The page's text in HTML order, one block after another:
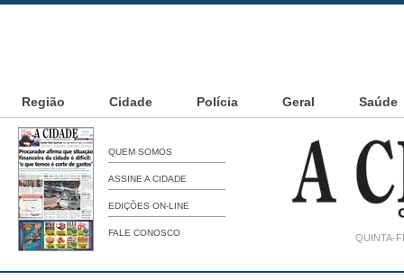
Região Cidade Polícia Geral Saúde
QUEM SOMOS
ASSINE A CIDADE
EDIÇÕES ON-LINE
FALE CONOSCO QUINTA-